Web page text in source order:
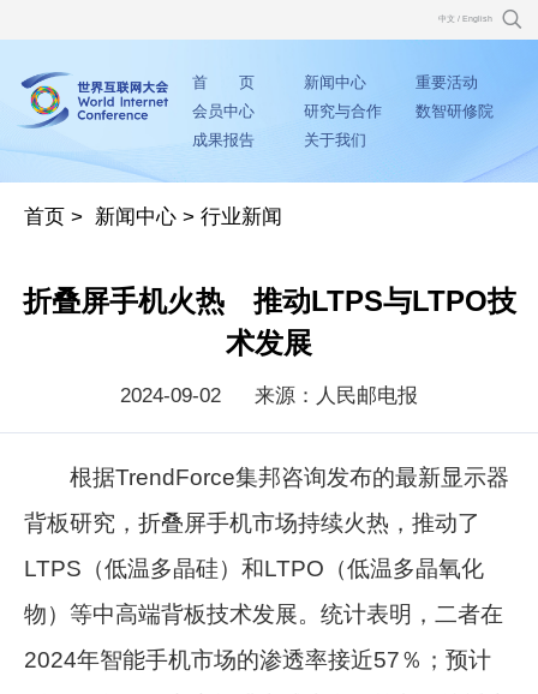
中文 / English
首 页 新闻中心
重要活动
会员中心
研究与合作
数智研修院
成果报告
关于我们
首页 > 新闻中心 >行业新闻
折叠屏手机火热 推动LTPS与LTPO技
术发展
2024-09-02 来源：人民邮电报
根据TrendForce集邦咨询发布的最新显示器
背板研究，折叠屏手机市场持续火热，推动了
LTPS（低温多晶硅）和LTPO（低温多晶氧化
物）等中高端背板技术发展。统计表明，二者在
2024年智能手机市场的渗透率接近57％；预计